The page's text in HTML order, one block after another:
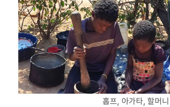
홉프, 아가타, 할머니